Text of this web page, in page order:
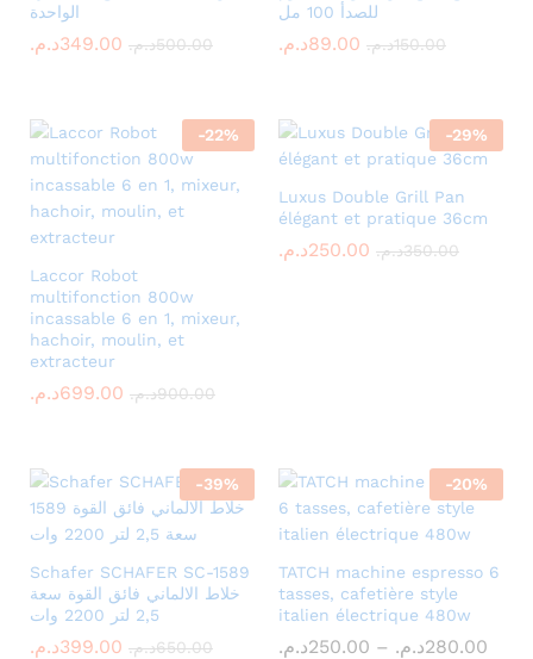
الواحدة
349.00د.م. 500.00د.م.
للصدأ 100 مل
89.00د.م. 150.00د.م.
-22%
Laccor Robot
multifonction 800w
incassable 6 en 1, mixeur,
hachoir, moulin, et
extracteur
699.00د.م. 900.00د.م.
-29%
Luxus Double Grill Pan
élégant et pratique 36cm
250.00د.م. 350.00د.م.
-39%
Schafer SCHAFER SC-1589
خلاط الالماني فائق القوة سعة
2,5 لتر 2200 وات
399.00د.م. 650.00د.م.
-20%
TATCH machine espresso 6
tasses, cafetière style
italien électrique 480w
250.00د.م. – 280.00د.م.